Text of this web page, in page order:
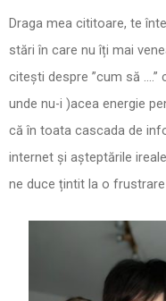
Draga mea cititoare, te
stări în care nu îți mai
citești despre ”cum să
unde nu-i )acea energie
că în toata cascada de
internet și așteptările
ne duce țintit la o